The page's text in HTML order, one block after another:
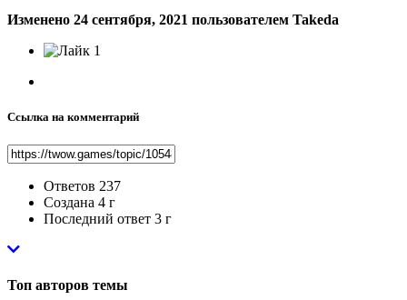
Изменено 24 сентября, 2021 пользователем Takeda
1
Ссылка на комментарий
Ответов 237
Создана 4 г
Последний ответ 3 г
Топ авторов темы